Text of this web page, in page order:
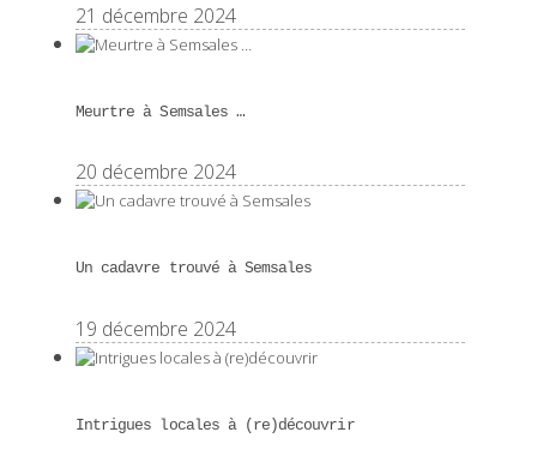
21 décembre 2024
Meurtre à Semsales …
20 décembre 2024
Un cadavre trouvé à Semsales
19 décembre 2024
Intrigues locales à (re)découvrir